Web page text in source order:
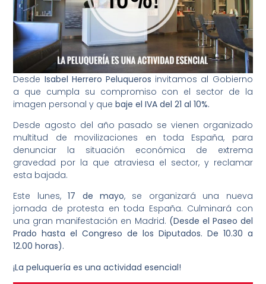
Desde Isabel Herrero Peluqueros invitamos al Gobierno
a que cumpla su compromiso con el sector de la
imagen personal y quebaje el IVA del 21 al 10%.
Desde agosto del año pasado se vienen organizado
multitud de movilizaciones en toda España, para
denunciar la situación económica de extrema
gravedad por la que atraviesa el sector, y reclamar
esta bajada.
Este lunes,17 de mayo, se organizará una nueva
jornada de protesta en toda España. Culminará con
una gran manifestación en Madrid. (Desde el Paseo del
Prado hasta el Congreso de los Diputados. De 10.30 a
12.00 horas).
¡La peluquería es una actividad esencial!